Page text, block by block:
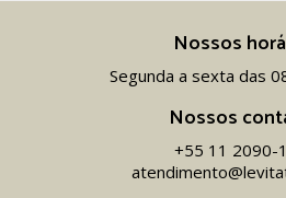
Nossos
Segunda a sexta das
Nossos
+55 11 2090-